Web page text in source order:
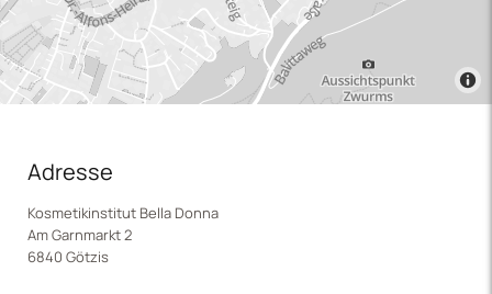
Adresse
Kosmetikinstitut Bella Donna
Am Garnmarkt 2
6840 Götzis